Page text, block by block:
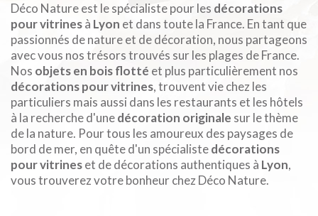
Déco Nature est le spécialiste pour les décorations
pour vitrinesà Lyon et dans toute la France. En tant que
passionnés de nature et de décoration, nous partageons
avec vous nos trésors trouvés sur les plages de France.
Nos objets en bois flotté et plus particulièrement nos
décorations pour vitrines, trouvent vie chez les
particuliers mais aussi dans les restaurants et les hôtels
à la recherche d'unedécoration originale sur le thème
de la nature. Pour tous les amoureux des paysages de
bord de mer, en quête d'un spécialistedécorations
pour vitrineset de décorations authentiques à Lyon,
vous trouverez votre bonheur chez Déco Nature.